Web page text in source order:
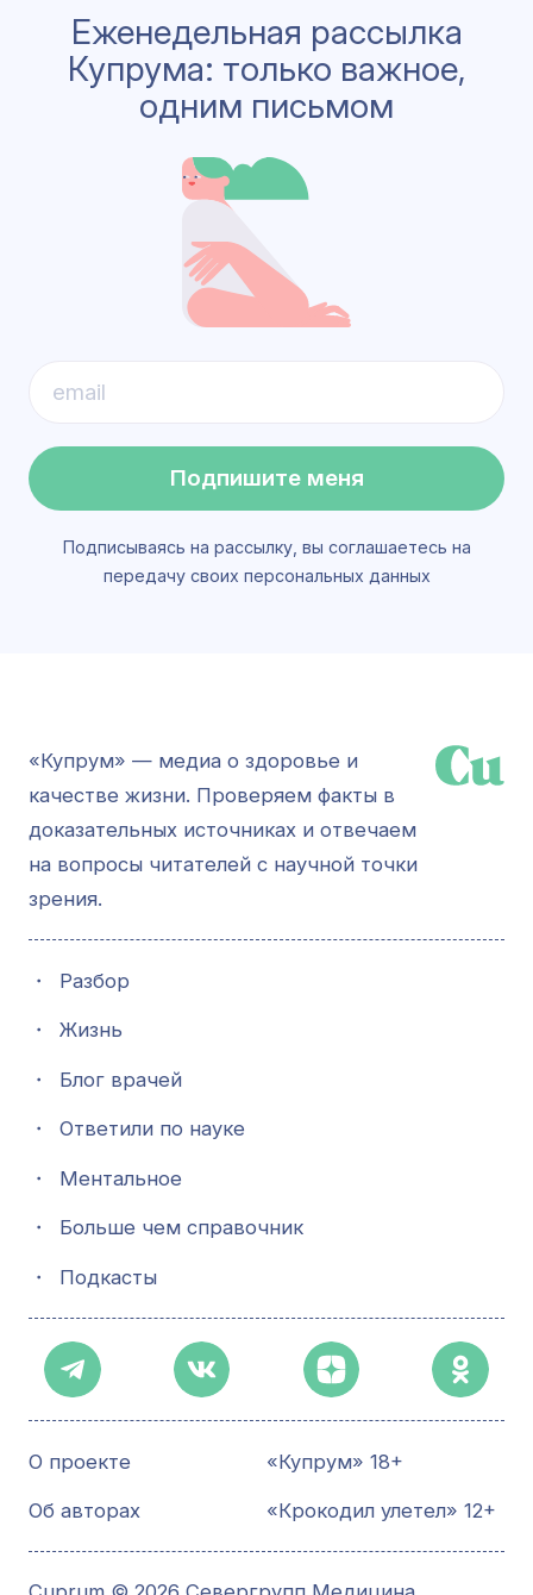
Еженедельная рассылка
Купрума: только важное,
одним письмом
Подпишите меня
Подписываясь на рассылку, вы соглашаетесь на
передачу своих персональных данных
«Купрум» — медиа о здоровье и
качестве жизни. Проверяем факты в
доказательных источниках и отвечаем
на вопросы читателей с научной точки
зрения.
・ Разбор
・ Жизнь
・ Блог врачей
・ Ответили по науке
・ Ментальное
・ Больше чем справочник
・ Подкасты
О проекте
Об авторах
«Купрум» 18+
«Крокодил улетел» 12+